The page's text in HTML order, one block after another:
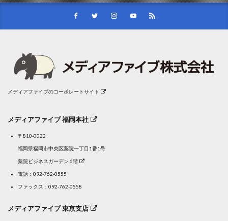
メディアファイブのコーポレートサイト
メディアファイブ 福岡本社
〒810-0022
福岡県福岡市中央区薬院一丁目1番1号
薬院ビジネスガーデン 6階
電話： 092-762-0555
ファックス：092-762-0558
メディアファイブ 東京支店